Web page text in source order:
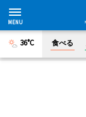
36°C 食べる